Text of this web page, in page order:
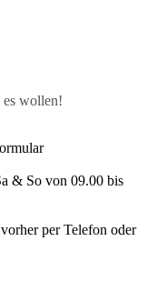
es wollen!
& So von 09.00 bis
per Telefon oder